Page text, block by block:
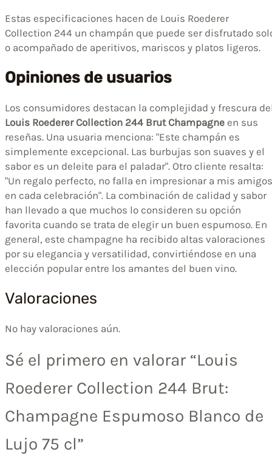
Estas especificaciones hacen de Louis Roederer
Collection 244 un champán que puede ser disfrutado
o acompañado de aperitivos, mariscos y platos ligeros.
Opiniones de usuarios
Los consumidores destacan la complejidad y frescura
Louis Roederer Collection 244 Brut Champagne en sus
reseñas. Una usuaria menciona: "Este champán es
simplemente excepcional. Las burbujas son suaves y el
sabor es un deleite para el paladar". Otro cliente resalta:
"Un regalo perfecto, no falla en impresionar a mis amigos
en cada celebración". La combinación de calidad y sabor
han llevado a que muchos lo consideren su opción
favorita cuando se trata de elegir un buen espumoso. En
general, este champagne ha recibido altas valoraciones
por su elegancia y versatilidad, convirtiéndose en una
elección popular entre los amantes del buen vino.
Valoraciones
No hay valoraciones aún.
Sé el primero en valorar “Louis
Roederer Collection 244 Brut:
Champagne Espumoso Blanco de
Lujo 75 cl”